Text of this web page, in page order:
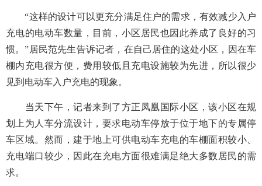
“这样的设计可以更充分满足住户的需求，有效减少入户
充电的电动车数量，目前，小区居民也因此养成了良好的习
惯。”居民范先生告诉记者，在自己居住的这处小区，因在车
棚内充电很方便，费用较低且充电设施较为先进，所以很少
见到电动车入户充电的现象。
当天下午，记者来到了方正凤凰国际小区，该小区在规
划上为人车分流设计，要求电动车停放于位于地下的专属停
车区域。然而，建于地上可供电动车充电的车棚面积较小、
充电端口较少，因此在充电方面很难满足绝大多数居民的需
求。